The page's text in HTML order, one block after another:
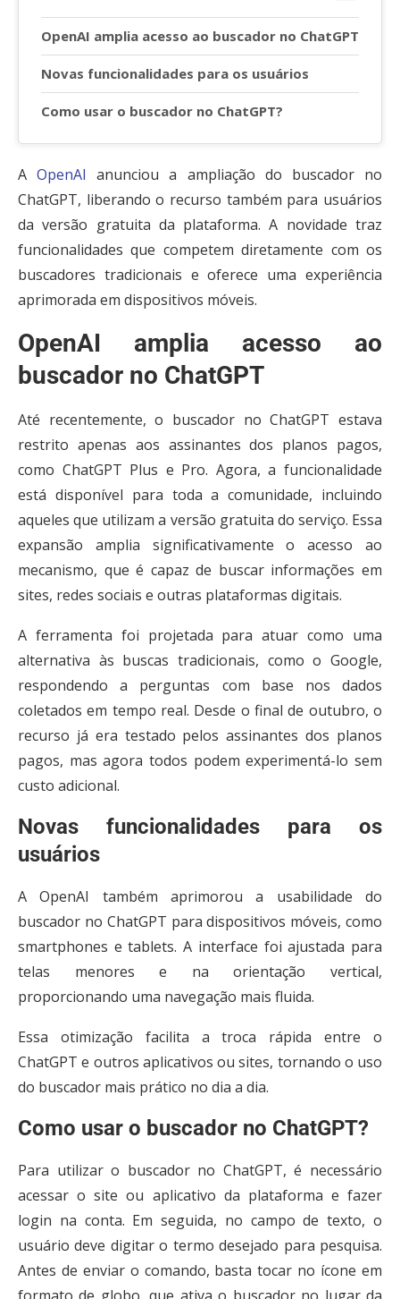
OpenAI amplia acesso ao buscador no ChatGPT
Novas funcionalidades para os usuários
Como usar o buscador no ChatGPT?
AOpenAI anunciou a ampliação do buscador no
ChatGPT, liberando o recurso também para usuários
da versão gratuita da plataforma. A novidade traz
funcionalidades que competem diretamente com os
buscadores tradicionais e oferece uma experiência
aprimorada em dispositivos móveis.
OpenAI amplia acesso ao
buscador no ChatGPT
Até recentemente, o buscador no ChatGPT estava
restrito apenas aos assinantes dos planos pagos,
como ChatGPT Plus e Pro. Agora, a funcionalidade
está disponível para toda a comunidade, incluindo
aqueles que utilizam a versão gratuita do serviço. Essa
expansão amplia significativamente o acesso ao
mecanismo, que é capaz de buscar informações em
sites, redes sociais e outras plataformas digitais.
A ferramenta foi projetada para atuar como uma
alternativa às buscas tradicionais, como o Google,
respondendo a perguntas com base nos dados
coletados em tempo real. Desde o final de outubro, o
recurso já era testado pelos assinantes dos planos
pagos, mas agora todos podem experimentá-lo sem
custo adicional.
Novas funcionalidades para os
usuários
A OpenAI também aprimorou a usabilidade do
buscador no ChatGPT para dispositivos móveis, como
smartphones e tablets. A interface foi ajustada para
telas menores e na orientação vertical,
proporcionando uma navegação mais fluida.
Essa otimização facilita a troca rápida entre o
ChatGPT e outros aplicativos ou sites, tornando o uso
do buscador mais prático no dia a dia.
Como usar o buscador no ChatGPT?
Para utilizar o buscador no ChatGPT, é necessário
acessar o site ou aplicativo da plataforma e fazer
login na conta. Em seguida, no campo de texto, o
usuário deve digitar o termo desejado para pesquisa.
Antes de enviar o comando, basta tocar no ícone em